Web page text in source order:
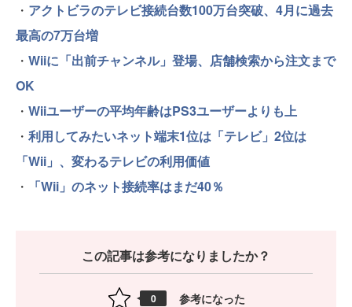
・ アクトビラのテレビ接続台数100万台突破、4月に過去
最高の7万台増
・ Wiiに「出前チャンネル」登場、店舗検索から注文まで
OK
・ Wiiユーザーの平均年齢はPS3ユーザーよりも上
・ 利用してみたいネット端末1位は「テレビ」2位は
「Wii」、変わるテレビの利用価値
・
「Wii」のネット接続率はまだ40％
この記事は参考になりましたか？
0 参考になった